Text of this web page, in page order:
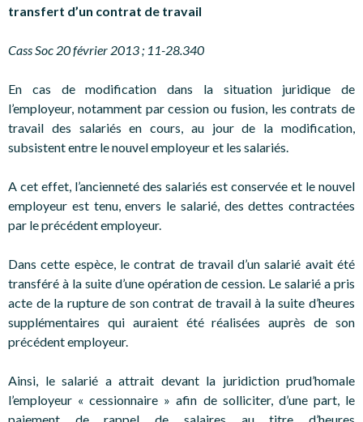
transfert d’un contrat de travail
Cass Soc 20 février 2013 ; 11-28.340
En cas de modification dans la situation juridique de
l’employeur, notamment par cession ou fusion, les contrats de
travail des salariés en cours, au jour de la modification,
subsistent entre le nouvel employeur et les salariés.
A cet effet, l’ancienneté des salariés est conservée et le nouvel
employeur est tenu, envers le salarié, des dettes contractées
par le précédent employeur.
Dans cette espèce, le contrat de travail d’un salarié avait été
transféré à la suite d’une opération de cession. Le salarié a pris
acte de la rupture de son contrat de travail à la suite d’heures
supplémentaires qui auraient été réalisées auprès de son
précédent employeur.
Ainsi, le salarié a attrait devant la juridiction prud’homale
l’employeur « cessionnaire » afin de solliciter, d’une part, le